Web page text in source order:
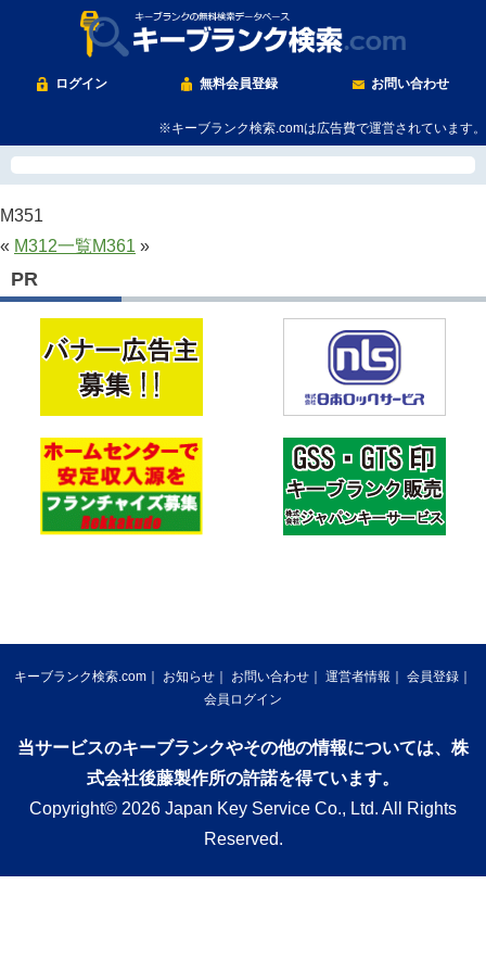
ログイン 無料会員登録 お問い合わせ
※キーブランク検索.comは広告費で運営されています。
M351
« M312一覧M361 »
PR
キーブランク検索.com お知らせ お問い合わせ 運営者情報
会員登録
会員ログイン
当サービスのキーブランクやその他の情報については、株
式会社後藤製作所の許諾を得ています。
Copyright© 2026 Japan Key Service Co., Ltd. All Rights
Reserved.